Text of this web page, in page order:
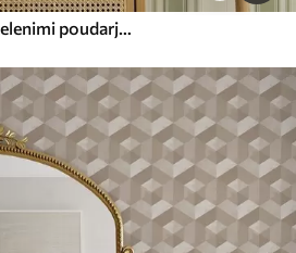
Svetlo ozadje s temno zelenimi poudarjenimi črtami